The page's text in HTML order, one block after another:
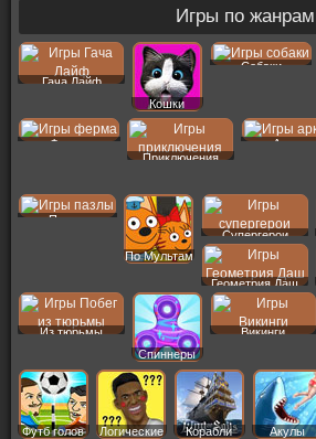
Игры по жанрам
Гача Лайф
Кошки
Собаки
Ферма
Приключения
Аркады
Пазлы
По Мультам
Супергерои
Геометрия Даш
Из тюрьмы
Спиннеры
Викинги
Футб голов Логические Корабли Акулы